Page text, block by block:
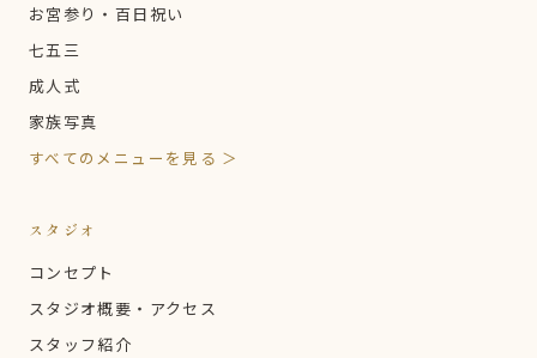
お宮参り・百日祝い
七五三
成人式
家族写真
すべてのメニューを見る ＞
スタジオ
コンセプト
スタジオ概要・アクセス
スタッフ紹介